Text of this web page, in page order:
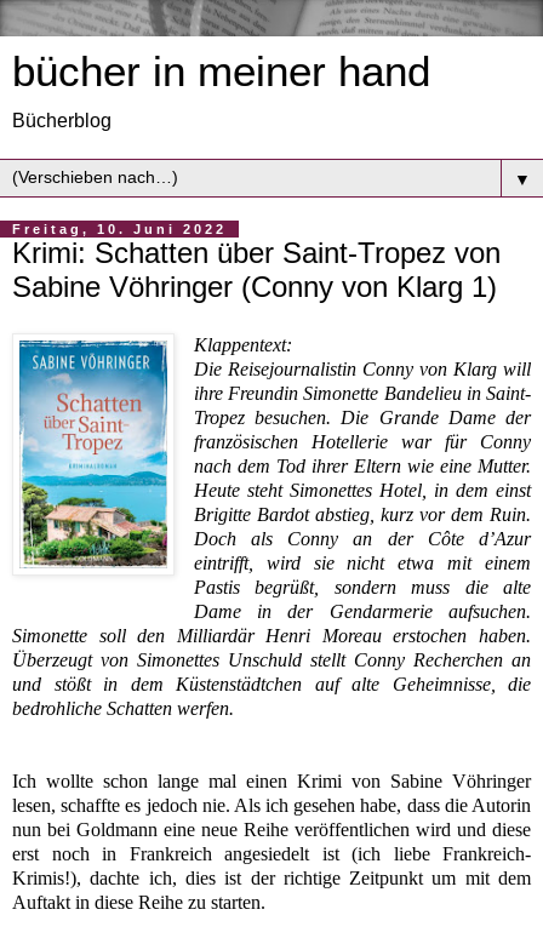
bücher in meiner hand
Bücherblog
▼
Freitag, 10. Juni 2022
Krimi: Schatten über Saint-Tropez von
Sabine Vöhringer (Conny von Klarg 1)
Klappentext:
Die Reisejournalistin Conny von Klarg will
ihre Freundin Simonette Bandelieu in Saint-
Tropez besuchen. Die Grande Dame der
französischen Hotellerie war für Conny
nach dem Tod ihrer Eltern wie eine Mutter.
Heute steht Simonettes Hotel, in dem einst
Brigitte Bardot abstieg, kurz vor dem Ruin.
Doch als Conny an der Côte d’Azur
eintrifft, wird sie nicht etwa mit einem
Pastis begrüßt, sondern muss die alte
Dame in der Gendarmerie aufsuchen.
Simonette soll den Milliardär Henri Moreau erstochen haben.
Überzeugt von Simonettes Unschuld stellt Conny Recherchen an
und stößt in dem Küstenstädtchen auf alte Geheimnisse, die
bedrohliche Schatten werfen.
Ich wollte schon lange mal einen Krimi von Sabine Vöhringer
lesen, schaffte es jedoch nie. Als ich gesehen habe, dass die Autorin
nun bei Goldmann eine neue Reihe veröffentlichen wird und diese
erst noch in Frankreich angesiedelt ist (ich liebe Frankreich-
Krimis!), dachte ich, dies ist der richtige Zeitpunkt um mit dem
Auftakt in diese Reihe zu starten.